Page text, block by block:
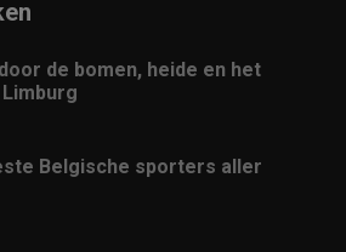
de bomen, heide en het
Belgische sporters aller